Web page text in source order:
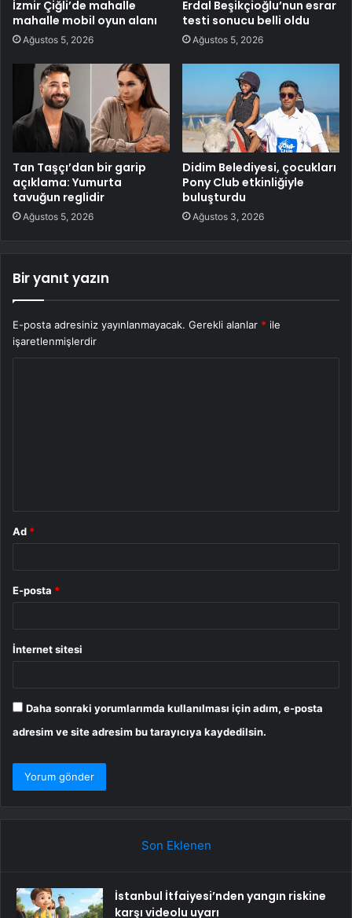
İzmir Çiğli’de mahalle
mahalle mobil oyun alanı
Ağustos 5, 2026
Erdal Beşikçioğlu’nun esrar
testi sonucu belli oldu
Ağustos 5, 2026
Tan Taşçı’dan bir garip
açıklama: Yumurta
tavuğun reglidir
Ağustos 5, 2026
Didim Belediyesi, çocukları
Pony Club etkinliğiyle
buluşturdu
Ağustos 3, 2026
Bir yanıt yazın
E-posta adresiniz yayınlanmayacak. Gerekli alanlar * ile
işaretlenmişlerdir
Ad *
E-posta *
İnternet sitesi
Daha sonraki yorumlarımda kullanılması için adım, e-posta
adresim ve site adresim bu tarayıcıya kaydedilsin.
Son Eklenen
İstanbul İtfaiyesi’nden yangın riskine
karşı videolu uyarı